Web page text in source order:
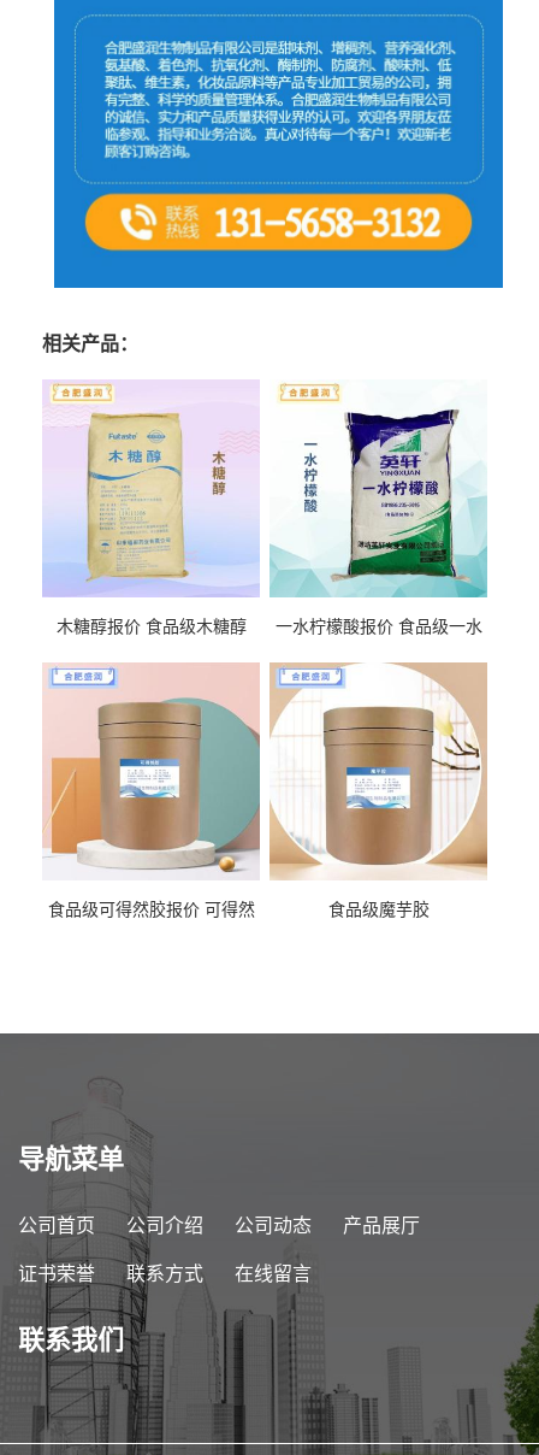
相关产品：
木糖醇报价 食品级木糖醇
一水柠檬酸报价 食品级一水
食品级可得然胶报价 可得然
食品级魔芋胶
导航菜单
公司首页 公司介绍 公司动态 产品展厅
证书荣誉 联系方式 在线留言
联系我们